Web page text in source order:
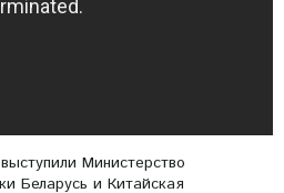
Министерство
Беларусь и Китайская